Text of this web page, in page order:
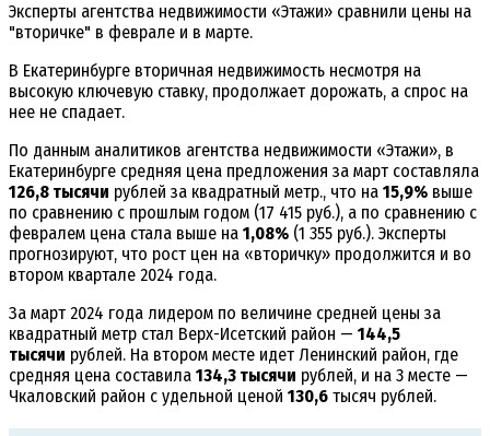
Эксперты агентства недвижимости «Этажи» сравнили цены на
"вторичке" в феврале и в марте.
В Екатеринбурге вторичная недвижимость несмотря на
высокую ключевую ставку, продолжает дорожать, а спрос на
нее не спадает.
По данным аналитиков агентства недвижимости «Этажи», в
Екатеринбурге средняя цена предложения за март составляла
126,8 тысячи рублей за квадратный метр., что на 15,9% выше
по сравнению с прошлым годом (17 415 руб.), а по сравнению с
февралем цена стала выше на 1,08% (1 355 руб.). Эксперты
прогнозируют, что рост цен на «вторичку» продолжится и во
втором квартале 2024 года.
За март 2024 года лидером по величине средней цены за
квадратный метр стал Верх-Исетский район — 144,5
тысячи рублей. На втором месте идет Ленинский район, где
средняя цена составила 134,3 тысячи рублей, и на 3 месте —
Чкаловский район с удельной ценой 130,6 тысяч рублей.